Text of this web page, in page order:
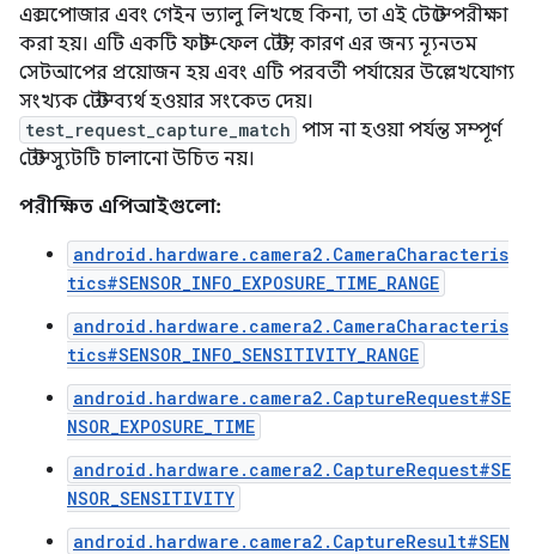
এক্সপোজার এবং গেইন ভ্যালু লিখছে কিনা, তা এই টেস্টে পরীক্ষা
করা হয়। এটি একটি ফাস্ট-ফেল টেস্ট, কারণ এর জন্য ন্যূনতম
সেটআপের প্রয়োজন হয় এবং এটি পরবর্তী পর্যায়ের উল্লেখযোগ্য
সংখ্যক টেস্ট ব্যর্থ হওয়ার সংকেত দেয়।
test_request_capture_match পাস না হওয়া পর্যন্ত সম্পূর্ণ
টেস্ট স্যুটটি চালানো উচিত নয়।
পরীক্ষিত এপিআইগুলো:
android.hardware.camera2.CameraCharacteris
tics#SENSOR_INFO_EXPOSURE_TIME_RANGE
android.hardware.camera2.CameraCharacteris
tics#SENSOR_INFO_SENSITIVITY_RANGE
android.hardware.camera2.CaptureRequest#SE
NSOR_EXPOSURE_TIME
android.hardware.camera2.CaptureRequest#SE
NSOR_SENSITIVITY
android.hardware.camera2.CaptureResult#SEN